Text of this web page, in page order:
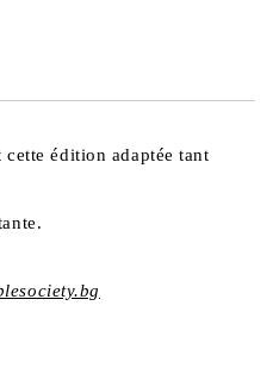
édition adaptée tant